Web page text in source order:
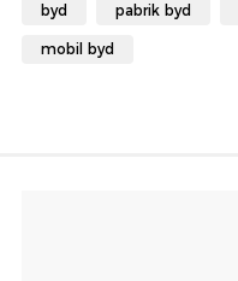
byd pabrik byd
mobil byd